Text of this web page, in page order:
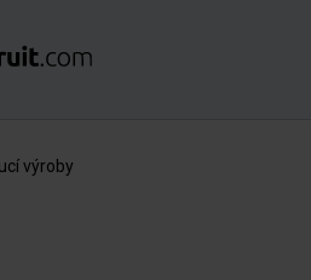
výroby